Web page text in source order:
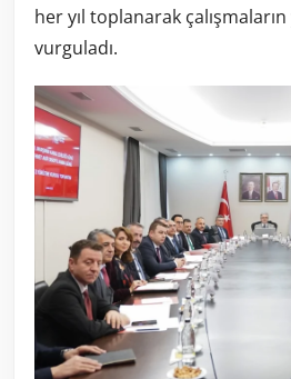
her yıl toplanarak
vurguladı.